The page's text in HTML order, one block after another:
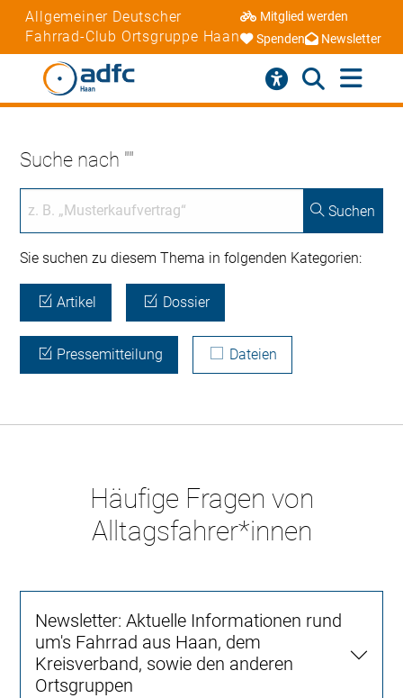
Allgemeiner Deutscher
Fahrrad-Club Ortsgruppe Haan
Mitglied werden
Spenden
Newsletter
Suche nach ""
Suchen
Sie suchen zu diesem Thema in folgenden Kategorien:
Artikel Dossier
Pressemitteilung Dateien
Häufige Fragen von
Alltagsfahrer*innen
Newsletter: Aktuelle Informationen rund
um's Fahrrad aus Haan, dem
Kreisverband, sowie den anderen
Ortsgruppen